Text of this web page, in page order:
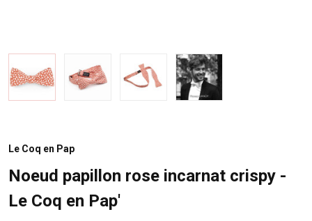
Le Coq en Pap
Noeud papillon rose incarnat crispy -
Le Coq en Pap'